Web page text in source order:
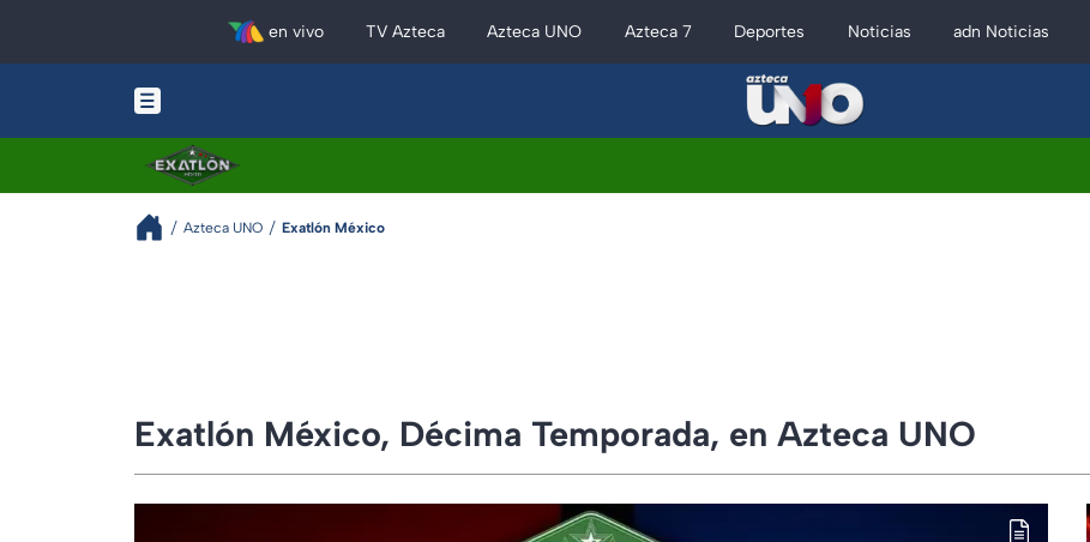
en vivo TV Azteca Azteca UNO Azteca 7 Deportes Noticias adn Noticias
Azteca UNO Exatlón México
Exatlón México, Décima Temporada, en Azteca UNO